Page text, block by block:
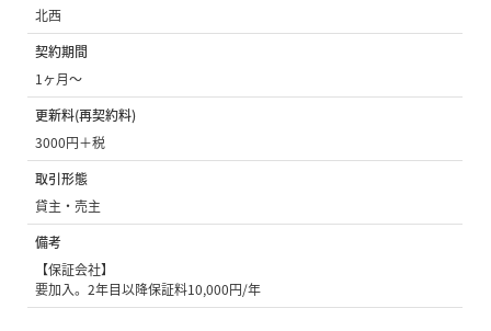
北西
契約期間
1ヶ月〜
更新料(再契約料)
3000円＋税
取引形態
貸主・売主
備考
【保証会社】
要加入。2年目以降保証料10,000円/年